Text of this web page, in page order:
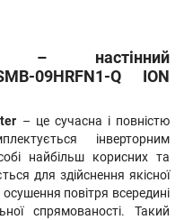
– настінний
09HRFN1-Q ION
– це сучасна і повністю
інверторним
найбільш корисних та
для здійснення якісної
повітря всередині
спрямованості. Такий